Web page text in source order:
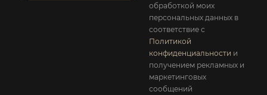
обработкой моих
персональных данных в
соответствие с
Политикой
конфиденциальности и
получением рекламных и
маркетинговых
сообщений